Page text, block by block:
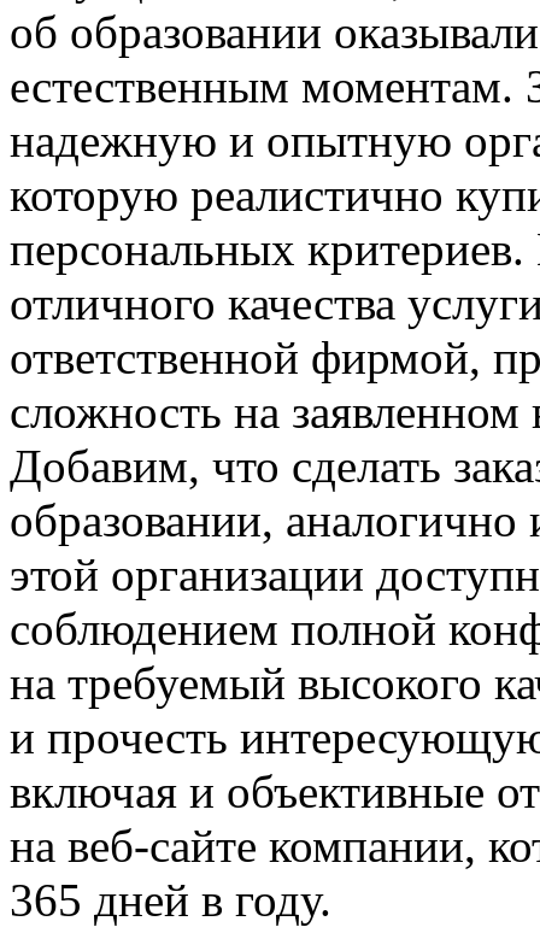
об образовании
естественным моментам.
надежную и опытную
которую реалистично
персональных
отличного качества
ответственной фирмой,
сложность на
Добавим, что сделать
образовании, аналогично
этой организации
соблюдением полной
на требуемый высокого
и прочесть
включая и объективные
на веб-сайте компании,
365 дней в году.